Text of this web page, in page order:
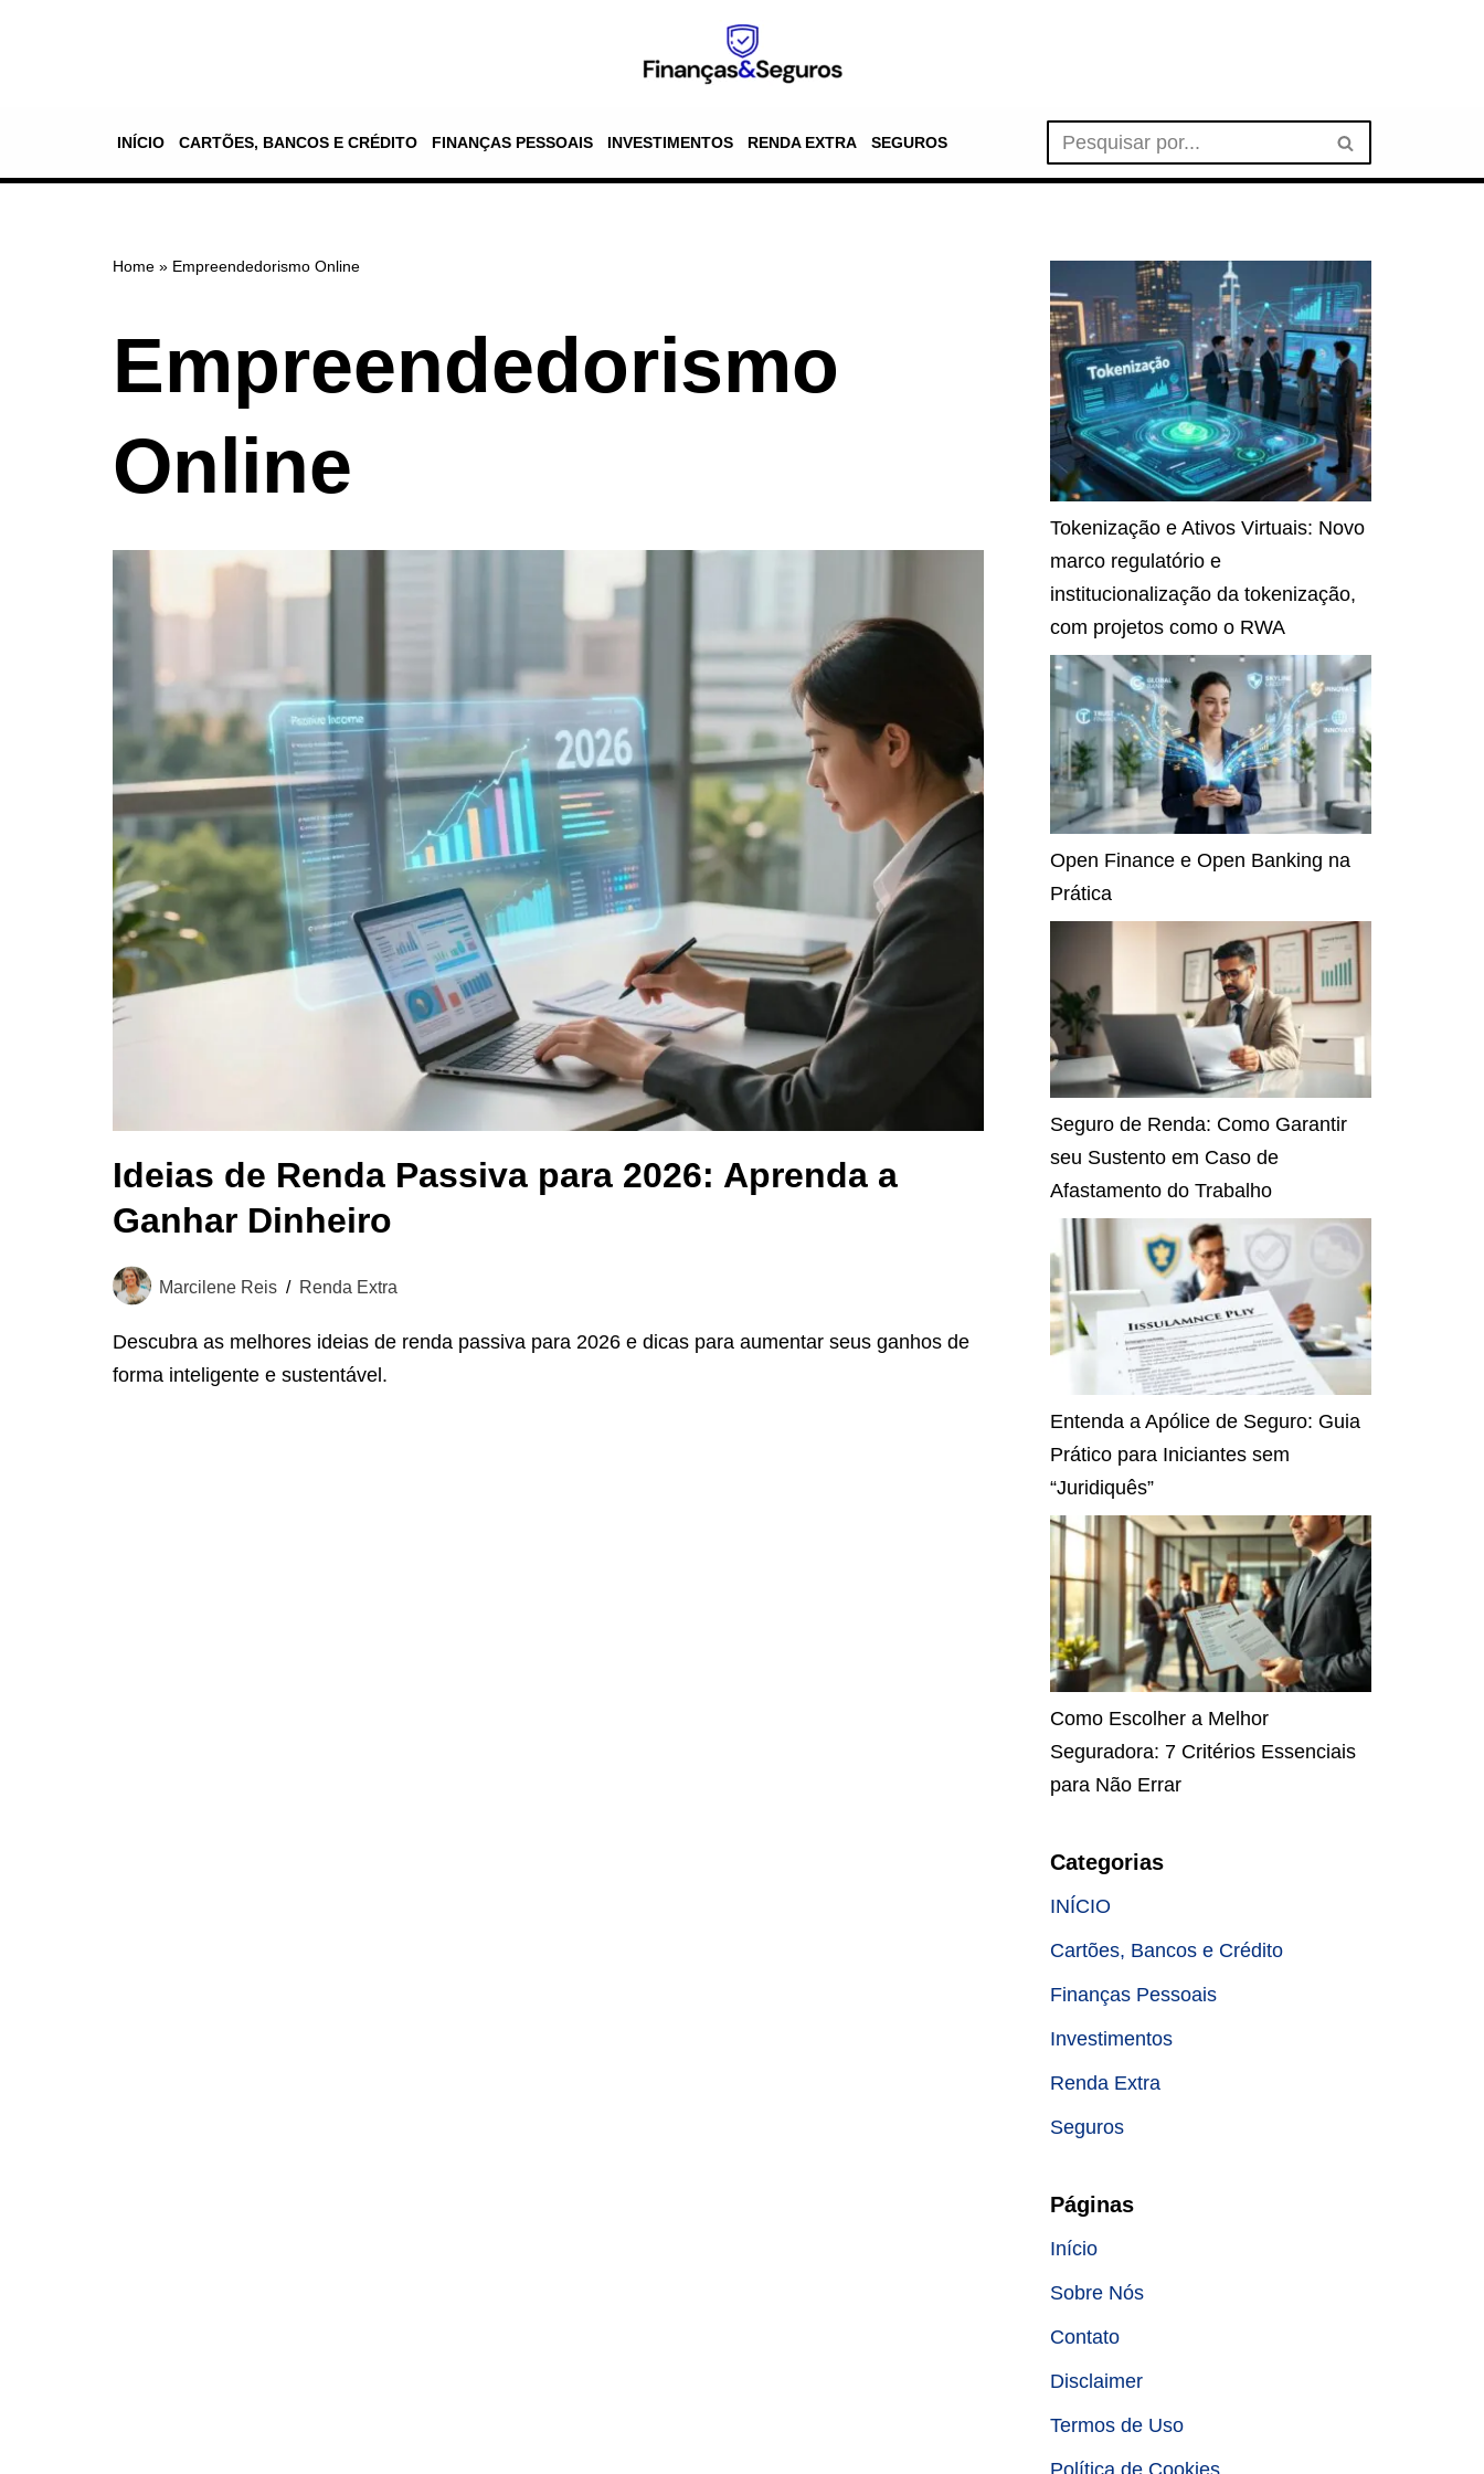
INÍCIO CARTÕES, BANCOS E CRÉDITO FINANÇAS PESSOAIS INVESTIMENTOS RENDA EXTRA SEGUROS
Home » Empreendedorismo Online
Empreendedorismo
Online
Ideias de Renda Passiva para 2026: Aprenda a
Ganhar Dinheiro
Marcilene Reis Renda Extra
Descubra as melhores ideias de renda passiva para 2026 e dicas para aumentar seus ganhos de
forma inteligente e sustentável.
Tokenização e Ativos Virtuais: Novo
marco regulatório e
institucionalização da tokenização,
com projetos como o RWA
Open Finance e Open Banking na
Prática
Seguro de Renda: Como Garantir
seu Sustento em Caso de
Afastamento do Trabalho
Entenda a Apólice de Seguro: Guia
Prático para Iniciantes sem
“Juridiquês”
Como Escolher a Melhor
Seguradora: 7 Critérios Essenciais
para Não Errar
Categorias
INÍCIO
Cartões, Bancos e Crédito
Finanças Pessoais
Investimentos
Renda Extra
Seguros
Páginas
Início
Sobre Nós
Contato
Disclaimer
Termos de Uso